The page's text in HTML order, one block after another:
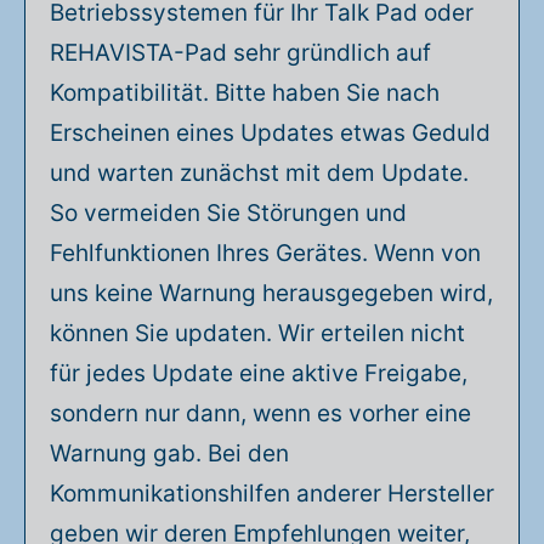
metatalk-schatzkiste/ #MetaTalk
#UnterstützteKommunikation #UK
#AAC #Kommunikation #Talker
#Rehavista #Inklusion
#AssistiveTechnologie
#Kommunikationshilfe #Metacom
#LebendigeBegrüßungen #UKAlltag
#AACCommunity
Betriebssystemen für Ihr Talk Pad oder
REHAVISTA-Pad sehr gründlich auf
Kompatibilität. Bitte haben Sie nach
Erscheinen eines Updates etwas Geduld
und warten zunächst mit dem Update.
So vermeiden Sie Störungen und
Fehlfunktionen Ihres Gerätes. Wenn von
uns keine Warnung herausgegeben wird,
können Sie updaten. Wir erteilen nicht
für jedes Update eine aktive Freigabe,
sondern nur dann, wenn es vorher eine
Warnung gab. Bei den
Kommunikationshilfen anderer Hersteller
geben wir deren Empfehlungen weiter,